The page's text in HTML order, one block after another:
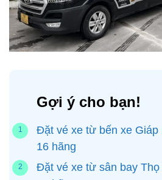
Gợi ý cho bạn!
Đặt vé xe từ bến xe Giáp
16 hãng
Đặt vé xe từ sân bay